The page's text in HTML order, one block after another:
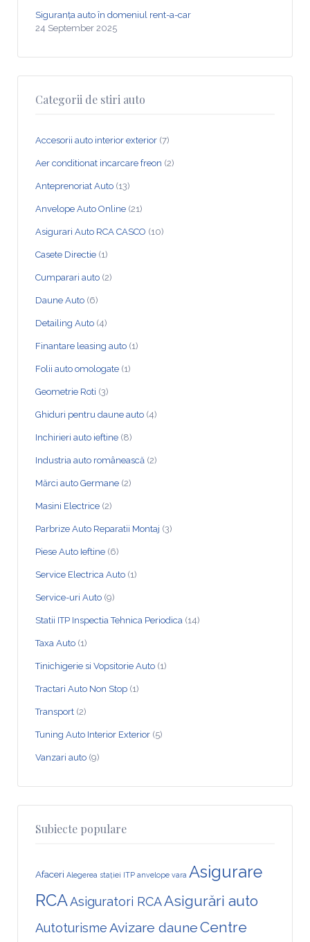
Siguranța auto în domeniul rent-a-car
24 September 2025
Categorii de stiri auto
Accesorii auto interior exterior (7)
Aer conditionat incarcare freon (2)
Anteprenoriat Auto (13)
Anvelope Auto Online (21)
Asigurari Auto RCA CASCO (10)
Casete Directie (1)
Cumparari auto (2)
Daune Auto (6)
Detailing Auto (4)
Finantare leasing auto (1)
Folii auto omologate (1)
Geometrie Roti (3)
Ghiduri pentru daune auto (4)
Inchirieri auto ieftine (8)
Industria auto românească (2)
Mărci auto Germane (2)
Masini Electrice (2)
Parbrize Auto Reparatii Montaj (3)
Piese Auto Ieftine (6)
Service Electrica Auto (1)
Service-uri Auto (9)
Statii ITP Inspectia Tehnica Periodica (14)
Taxa Auto (1)
Tinichigerie si Vopsitorie Auto (1)
Tractari Auto Non Stop (1)
Transport (2)
Tuning Auto Interior Exterior (5)
Vanzari auto (9)
Subiecte populare
Afaceri Alegerea stației ITP anvelope vara Asigurare
RCAAsiguratori RCAAsigurări auto
AutoturismeAvizare dauneCentre